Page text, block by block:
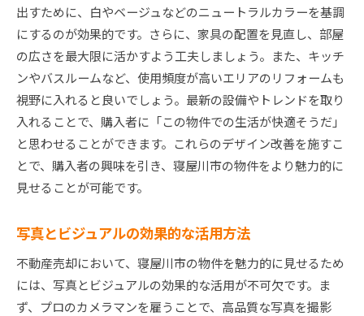
出すために、白やベージュなどのニュートラルカラーを基調
にするのが効果的です。さらに、家具の配置を見直し、部屋
の広さを最大限に活かすよう工夫しましょう。また、キッチ
ンやバスルームなど、使用頻度が高いエリアのリフォームも
視野に入れると良いでしょう。最新の設備やトレンドを取り
入れることで、購入者に「この物件での生活が快適そうだ」
と思わせることができます。これらのデザイン改善を施すこ
とで、購入者の興味を引き、寝屋川市の物件をより魅力的に
見せることが可能です。
写真とビジュアルの効果的な活用方法
不動産売却において、寝屋川市の物件を魅力的に見せるため
には、写真とビジュアルの効果的な活用が不可欠です。ま
ず、プロのカメラマンを雇うことで、高品質な写真を撮影